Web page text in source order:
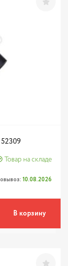
52309
Товар на складе
10.08.2026
В корзину